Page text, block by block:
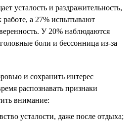
усталость и раздражительность,
работе, а 27% испытывают
У 20% наблюдаются
боли и бессонница из-за
и сохранить интерес
распознавать признаки
внимание:
усталости, даже после отдыха;